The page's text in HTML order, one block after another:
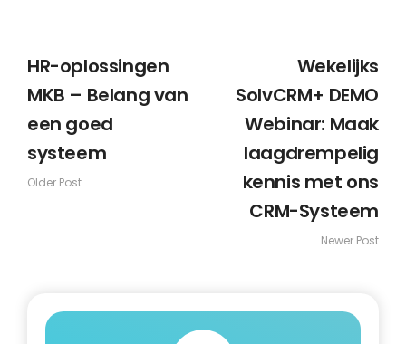
HR-oplossingen
MKB – Belang van
een goed
systeem
Older Post
Wekelijks
SolvCRM+ DEMO
Webinar: Maak
laagdrempelig
kennis met ons
CRM-Systeem
Newer Post